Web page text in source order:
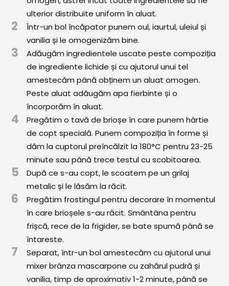
ulterior distribuite uniform în aluat.
2
Într-un bol încăpator punem oul, iaurtul, uleiul și
vanilia și le omogenizăm bine.
3
Adăugăm ingredientele uscate peste compoziția
de ingrediente lichide și cu ajutorul unui tel
amestecăm până obținem un aluat omogen.
Peste aluat adăugăm apa fierbinte și o
încorporăm în aluat.
4
Pregătim o tavă de brioșe în care punem hârtie
de copt specială. Punem compoziția în forme și
dăm la cuptorul preîncălzit la 180°C pentru 23-25
minute sau până trece testul cu scobitoarea.
5
După ce s-au copt, le scoatem pe un grilaj
metalic și le lăsăm la răcit.
6
Pregătim frostingul pentru decorare în momentul
în care brioșele s-au răcit. Smântâna pentru
frișcă, rece de la frigider, se bate spumă până se
întareste.
7
Separat, într-un bol amestecăm cu ajutorul unui
mixer brânza mascarpone cu zahărul pudră și
vanilia, timp de aproximativ 1-2 minute, până se